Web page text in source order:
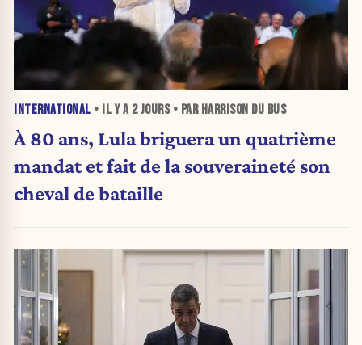
INTERNATIONAL • IL Y A 2 JOURS• PAR HARRISON DU BUS
À 80 ans, Lula briguera un quatrième
mandat et fait de la souveraineté son
cheval de bataille